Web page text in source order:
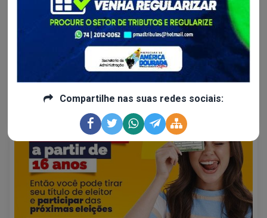
Compartilhe nas suas redes sociais:
A Prefeitura de América Dourada antecipou na última
terça-feira, 29...
Além da valorização dos profissionais da educação, a
antecipação do 13° salário estrategicamente permite
impulsionar a economia do município e garante o que prevê a
legislação.
Continue lendo